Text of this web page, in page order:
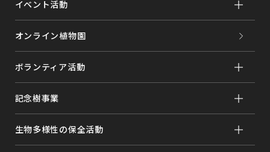
イベント活動
オンライン植物園
ボランティア活動
記念樹事業
生物多様性の保全活動